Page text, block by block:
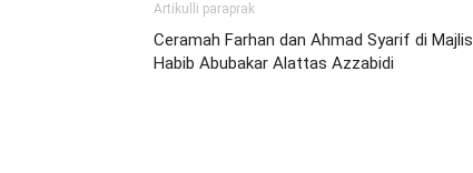
Artikulli paraprak
Ceramah Farhan dan Ahmad Syarif di Majlis
Habib Abubakar Alattas Azzabidi